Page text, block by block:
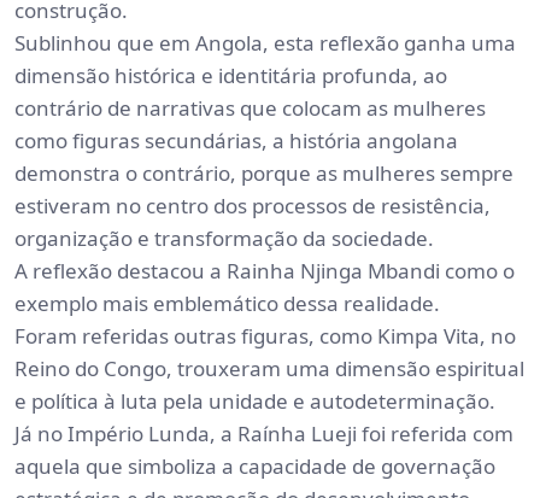
construção.
Sublinhou que em Angola, esta reflexão ganha uma
dimensão histórica e identitária profunda, ao
contrário de narrativas que colocam as mulheres
como figuras secundárias, a história angolana
demonstra o contrário, porque as mulheres sempre
estiveram no centro dos processos de resistência,
organização e transformação da sociedade.
A reflexão destacou a Rainha Njinga Mbandi como o
exemplo mais emblemático dessa realidade.
Foram referidas outras figuras, como Kimpa Vita, no
Reino do Congo, trouxeram uma dimensão espiritual
e política à luta pela unidade e autodeterminação.
Já no Império Lunda, a Raínha Lueji foi referida com
aquela que simboliza a capacidade de governação